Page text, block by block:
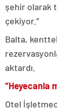
şehir olarak
çekiyor.”
Balta,
aktardı.
“Heyecanla
Otel